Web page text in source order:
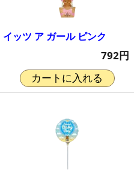
イッツ ア ガール ピンク
792円
カートに入れる